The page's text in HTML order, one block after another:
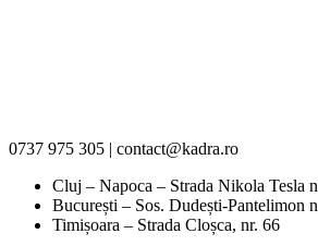
0737 975 305 | contact@kadra.ro
Cluj – Napoca – Strada Nikola Tesla
București – Sos. Dudești-Pantelimon
Timișoara – Strada Cloșca, nr. 66